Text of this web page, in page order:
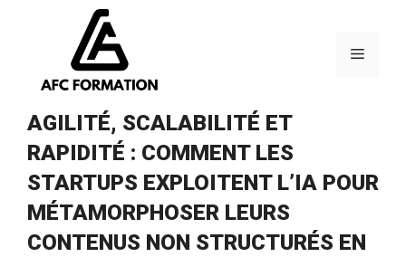
Menu
AGILITÉ, SCALABILITÉ ET
RAPIDITÉ : COMMENT LES
STARTUPS EXPLOITENT L’IA POUR
MÉTAMORPHOSER LEURS
CONTENUS NON STRUCTURÉS EN